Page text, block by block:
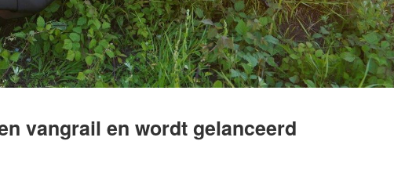
vangrail en wordt gelanceerd